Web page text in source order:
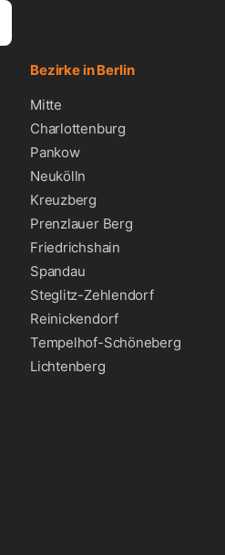
Bezirke in Berlin
Mitte
Charlottenburg
Pankow
Neukölln
Kreuzberg
Prenzlauer Berg
Friedrichshain
Spandau
Steglitz-Zehlendorf
Reinickendorf
Tempelhof-Schöneberg
Lichtenberg